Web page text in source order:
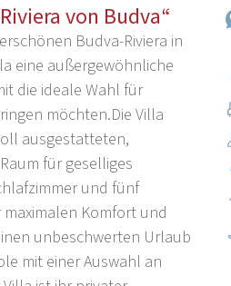
von Budva“
Budva-Riviera in
eine außergewöhnliche
die ideale Wahl für
möchten.Die Villa
ausgestatteten,
für geselliges
und fünf
Komfort und
unbeschwerten Urlaub
mit einer Auswahl an